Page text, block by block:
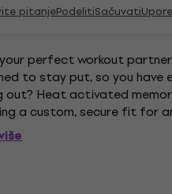
pitanjePodelitiSačuvati
perfect workout
to stay put, so you have
out? Heat activated
a custom, secure fit for
is all yours. Seals ear